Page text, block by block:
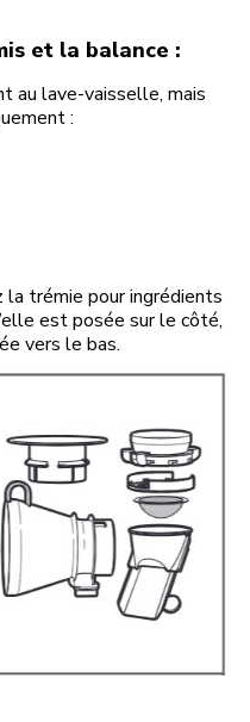
et la balance :
au lave-vaisselle, mais
:
la trémie pour ingrédients
est posée sur le côté,
vers le bas.